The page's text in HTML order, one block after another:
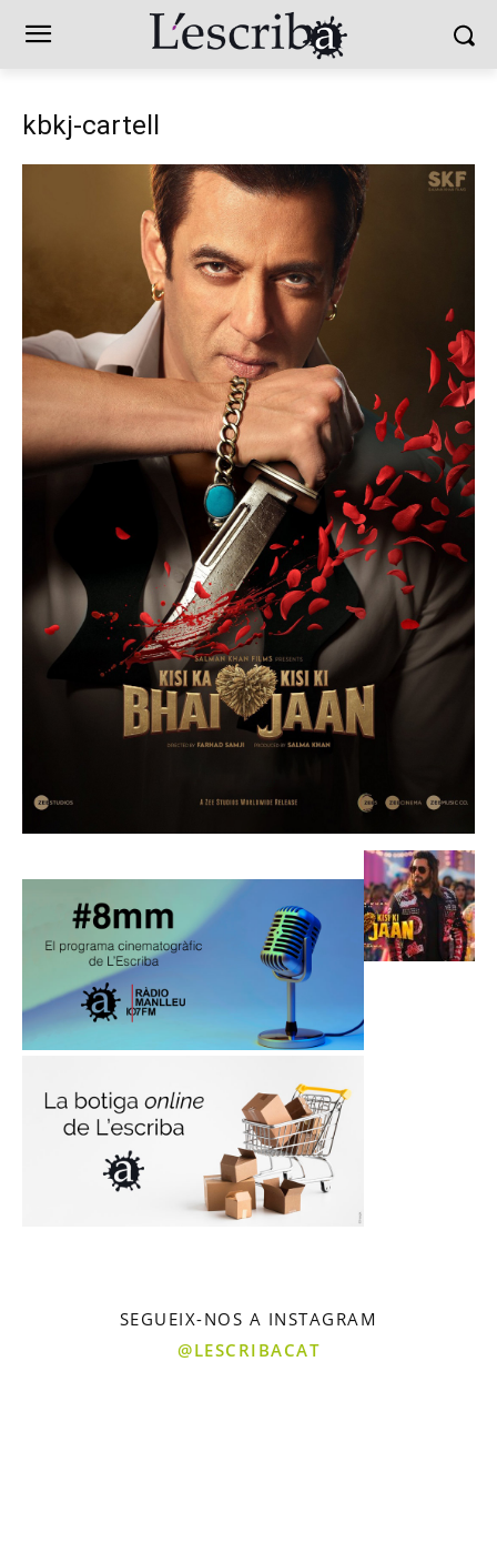
kbkj-cartell
SEGUEIX-NOS A INSTAGRAM
@LESCRIBACAT